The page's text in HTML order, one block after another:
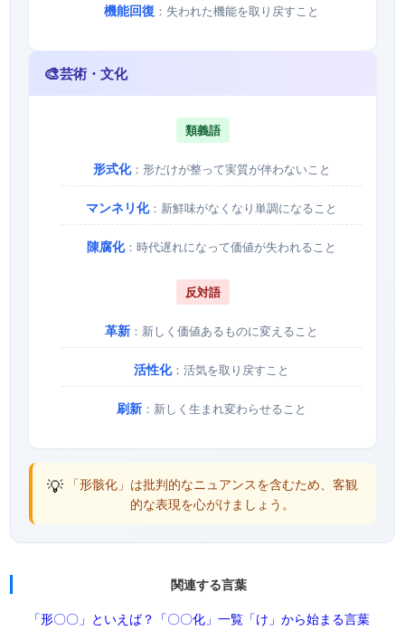
機能回復 ：失われた機能を取り戻すこと
🎨芸術・文化
類義語
形式化：形だけが整って実質が伴わないこと
マンネリ化：新鮮味がなくなり単調になること
陳腐化：時代遅れになって価値が失われること
反対語
革新 ：新しく価値あるものに変えること
活性化：活気を取り戻すこと
刷新 ：新しく生まれ変わらせること
💡 「形骸化」は批判的なニュアンスを含むため、客観
的な表現を心がけましょう。
関連する言葉
「形〇〇」といえば？ 「〇〇化」一覧 「け」から始まる言葉